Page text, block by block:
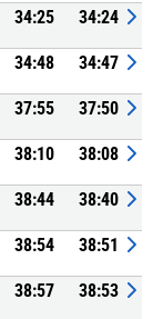
34:25 34:24
34:48 34:47
37:55 37:50
38:10 38:08
38:44 38:40
38:54 38:51
38:57 38:53